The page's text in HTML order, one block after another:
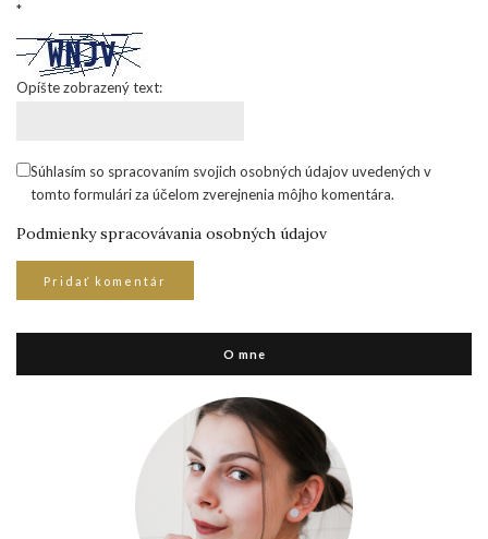
*
Opíšte zobrazený text:
Súhlasím so spracovaním svojich osobných údajov uvedených v
tomto formulári za účelom zverejnenia môjho komentára.
Podmienky spracovávania osobných údajov
O mne